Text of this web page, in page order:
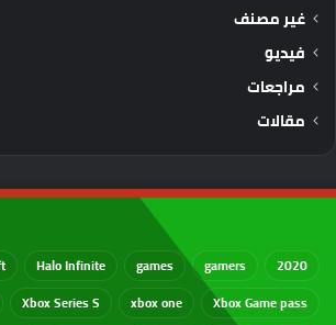
غير مصنف
فيديو
مراجعات
مقالات
2020
gamers
games
Halo Infinite
Xbox Game pass
xbox one
Xbox Series S